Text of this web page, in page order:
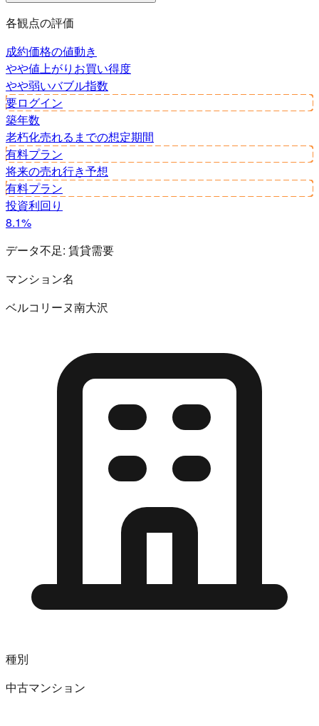
各観点の評価
成約価格の値動き
やや値上がり お買い得度
やや弱いバブル指数
要ログイン
築年数
老朽化売れるまでの想定期間
有料プラン
将来の売れ行き予想
有料プラン
投資利回り
8.1%
データ不足: 賃貸需要
マンション名
ベルコリーヌ南大沢
種別
中古マンション